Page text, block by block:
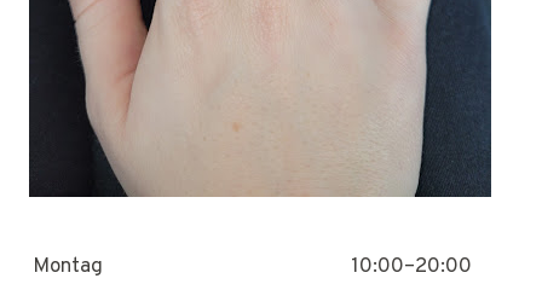
Montag
10:00–20:00